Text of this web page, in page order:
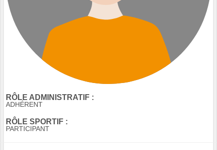
RÔLE ADMINISTRATIF :
ADHÉRENT
RÔLE SPORTIF :
PARTICIPANT